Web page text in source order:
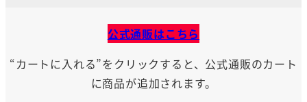
公式通販はこちら
“カートに入れる”をクリックすると、公式通販のカート
に商品が追加されます。